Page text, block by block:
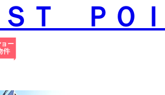
ＳＴ ＰＯ